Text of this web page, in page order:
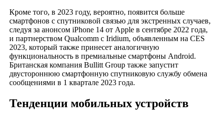
Кроме того, в 2023 году, вероятно, появится больше
смартфонов с спутниковой связью для экстренных случаев,
следуя за анонсом iPhone 14 от Apple в сентябре 2022 года,
и партнерством Qualcomm с Iridium, объявленным на CES
2023, который также принесет аналогичную
функциональность в премиальные смартфоны Android.
Британская компания Bullitt Group также запустит
двустороннюю смартфонную спутниковую службу обмена
сообщениями в 1 квартале 2023 года.
Тенденции мобильных устройств